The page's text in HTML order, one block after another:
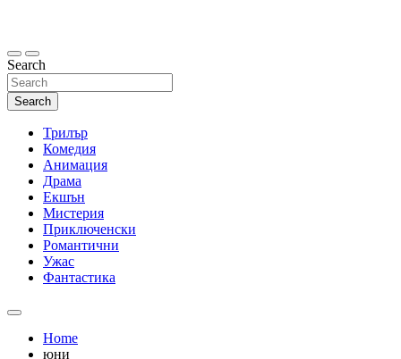
Search
Search
Трилър
Комедия
Анимация
Драма
Екшън
Мистерия
Приключенски
Романтични
Ужас
Фантастика
Home
юни